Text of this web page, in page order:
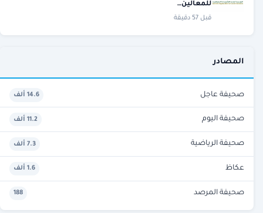
للمعالين…
قبل 57 دقيقة
المصادر
صحيفة عاجل 14.6 ألف
صحيفة اليوم 11.2 ألف
صحيفة الرياضية 7.3 ألف
عكاظ 1.6 ألف
صحيفة المرصد 188